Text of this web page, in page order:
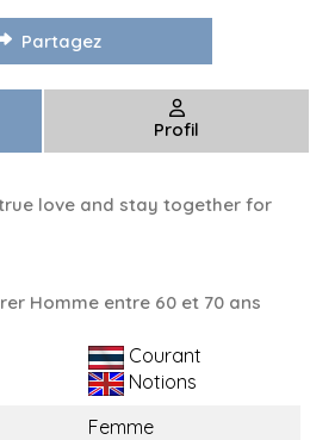
Partagez
Profil
love and stay together for
Homme entre 60 et 70 ans
Courant
Notions
Femme